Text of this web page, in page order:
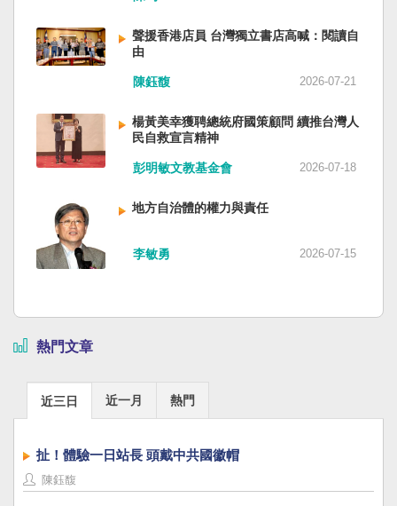
聲援香港店員 台灣獨立書店高喊：閱讀自
由
陳鈺馥 2026-07-21
楊黃美幸獲聘總統府國策顧問 續推台灣人
民自救宣言精神
彭明敏文教基金會 2026-07-18
地方自治體的權力與責任
李敏勇 2026-07-15
熱門文章
近三日 近一月 熱門
扯！體驗一日站長 頭戴中共國徽帽
陳鈺馥